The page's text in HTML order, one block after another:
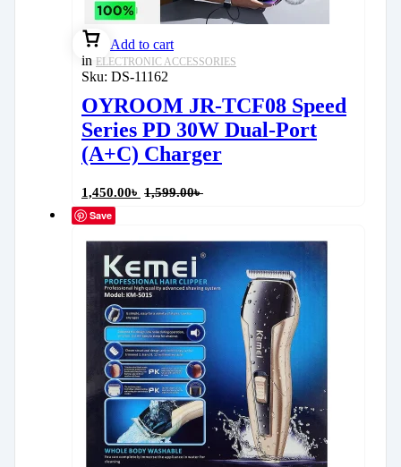
Add to cart
in ELECTRONIC ACCESSORIES
Sku: DS-11162
OYROOM JR-TCF08 Speed
Series PD 30W Dual-Port
(A+C) Charger
1,450.00৳ 1,599.00৳
Save